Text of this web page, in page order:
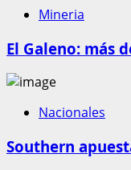
Mineria
El Galeno: más
Nacionales
Southern